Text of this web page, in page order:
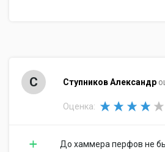
С Ступников Александр
Оценка:
До хаммера перфов не